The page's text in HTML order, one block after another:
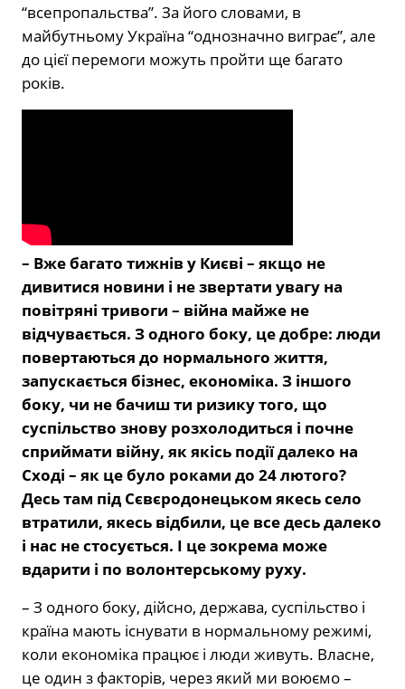
“всепропальства”. За його словами, в
майбутньому Україна “однозначно виграє”, але
до цієї перемоги можуть пройти ще багато
років.
– Вже багато тижнів у Києві – якщо не
дивитися новини і не звертати увагу на
повітряні тривоги – війна майже не
відчувається. З одного боку, це добре: люди
повертаються до нормального життя,
запускається бізнес, економіка. З іншого
боку, чи не бачиш ти ризику того, що
суспільство знову розхолодиться і почне
сприймати війну, як якісь події далеко на
Сході – як це було роками до 24 лютого?
Десь там під Сєвєродонецьком якесь село
втратили, якесь відбили, це все десь далеко
і нас не стосується. І це зокрема може
вдарити і по волонтерському руху.
– З одного боку, дійсно, держава, суспільство і
країна мають існувати в нормальному режимі,
коли економіка працює і люди живуть. Власне,
це один з факторів, через який ми воюємо –